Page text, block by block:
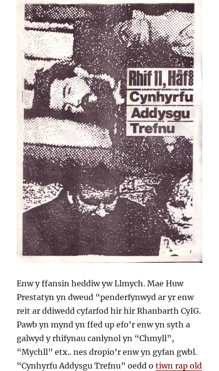
Enw y ffansin heddiw yw Llmych. Mae Huw
Prestatyn yn dweud “penderfynwyd ar yr enw
reit ar ddiwedd cyfarfod hir hir Rhanbarth CyIG.
Pawb yn mynd yn ffed up efo’r enw yn syth a
galwyd y rhifynau canlynol yn “Chmyll”,
“Mychll” etx.. nes dropio’r enw yn gyfan gwbl.
“Cynhyrfu Addysgu Trefnu” oedd otiwn rap old